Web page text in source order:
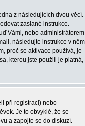
z následujících dvou věcí.
zaslané instrukce.
Vámi, nebo administrátorem
následujte instrukce v něm
proč se aktivace používá, je
kterou jste použili je platná,
při registraci) nebo
Je to obvyklé, že se
a zapojte se do diskuzí.